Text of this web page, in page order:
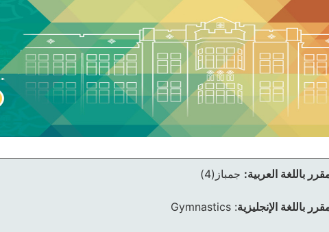
باللغة العربية: جمباز(4)
باللغة الإنجليزية:
Gymnastics